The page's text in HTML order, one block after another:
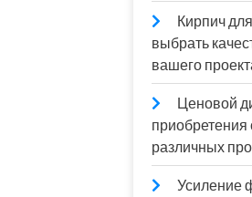
Кирпич
выбрать
вашего
Ценовой
приобретения
различных
Усиление